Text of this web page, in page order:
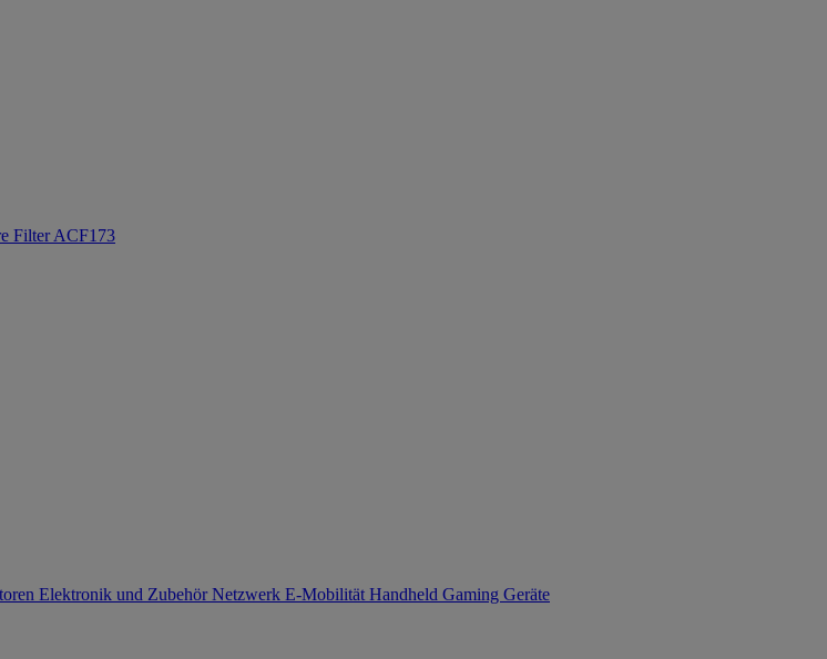
Filter ACF173
Elektronik und ZubehörNetzwerk E-Mobilität Handheld Gaming Geräte